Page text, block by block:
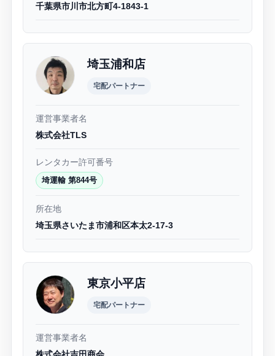
千葉県市川市北方町4-1843-1
埼玉浦和店
宅配パートナー
運営事業者名
株式会社TLS
レンタカー許可番号
埼運輸 第844号
所在地
埼玉県さいたま市浦和区本太2-17-3
東京小平店
宅配パートナー
運営事業者名
株式会社吉田商会